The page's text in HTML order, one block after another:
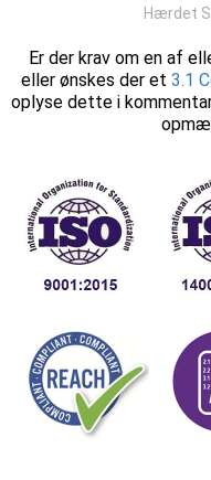
Hærdet
Er der krav om en af
eller ønskes der et 3.1
oplyse dette i